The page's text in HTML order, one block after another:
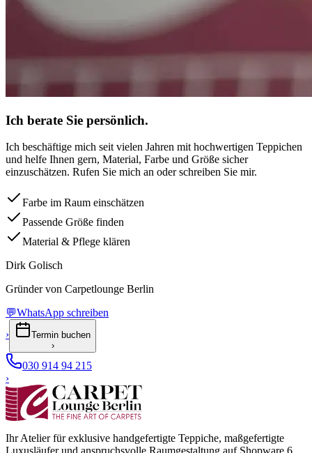
Ich berate Sie persönlich.
Ich beschäftige mich seit vielen Jahren mit hochwertigen Teppichen
und helfe Ihnen gern, Material, Farbe und Größe sicher
einzuschätzen. Rufen Sie mich an oder schreiben Sie mir.
Farbe im Raum einschätzen
Passende Größe finden
Material & Pflege klären
Dirk Golisch
Gründer von Carpetlounge Berlin
💬WhatsApp schreiben
›
Termin buchen
›
030 914 94 215
›
Ihr Atelier für exklusive handgefertigte Teppiche, maßgefertigte